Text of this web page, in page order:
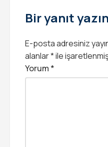
Bir yanıt yazın
E-posta adresiniz
alanlar*ile
Yorum *